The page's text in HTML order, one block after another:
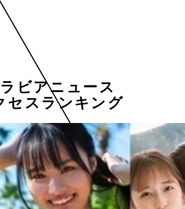
ビアニュース
セスランキング